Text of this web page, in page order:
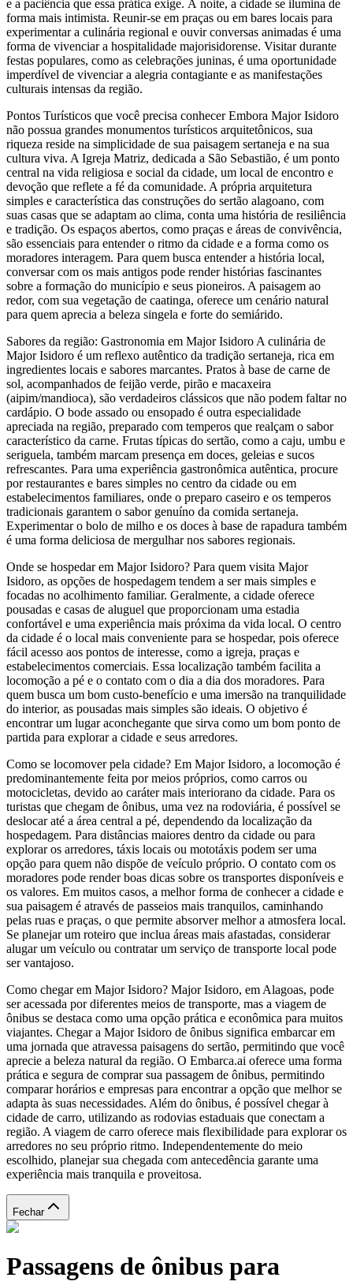
e a paciência que essa prática exige. À noite, a cidade se ilumina de
forma mais intimista. Reunir-se em praças ou em bares locais para
experimentar a culinária regional e ouvir conversas animadas é uma
forma de vivenciar a hospitalidade majorisidorense. Visitar durante
festas populares, como as celebrações juninas, é uma oportunidade
imperdível de vivenciar a alegria contagiante e as manifestações
culturais intensas da região.
Pontos Turísticos que você precisa conhecer Embora Major Isidoro
não possua grandes monumentos turísticos arquitetônicos, sua
riqueza reside na simplicidade de sua paisagem sertaneja e na sua
cultura viva. A Igreja Matriz, dedicada a São Sebastião, é um ponto
central na vida religiosa e social da cidade, um local de encontro e
devoção que reflete a fé da comunidade. A própria arquitetura
simples e característica das construções do sertão alagoano, com
suas casas que se adaptam ao clima, conta uma história de resiliência
e tradição. Os espaços abertos, como praças e áreas de convivência,
são essenciais para entender o ritmo da cidade e a forma como os
moradores interagem. Para quem busca entender a história local,
conversar com os mais antigos pode render histórias fascinantes
sobre a formação do município e seus pioneiros. A paisagem ao
redor, com sua vegetação de caatinga, oferece um cenário natural
para quem aprecia a beleza singela e forte do semiárido.
Sabores da região: Gastronomia em Major Isidoro A culinária de
Major Isidoro é um reflexo autêntico da tradição sertaneja, rica em
ingredientes locais e sabores marcantes. Pratos à base de carne de
sol, acompanhados de feijão verde, pirão e macaxeira
(aipim/mandioca), são verdadeiros clássicos que não podem faltar no
cardápio. O bode assado ou ensopado é outra especialidade
apreciada na região, preparado com temperos que realçam o sabor
característico da carne. Frutas típicas do sertão, como a caju, umbu e
seriguela, também marcam presença em doces, geleias e sucos
refrescantes. Para uma experiência gastronômica autêntica, procure
por restaurantes e bares simples no centro da cidade ou em
estabelecimentos familiares, onde o preparo caseiro e os temperos
tradicionais garantem o sabor genuíno da comida sertaneja.
Experimentar o bolo de milho e os doces à base de rapadura também
é uma forma deliciosa de mergulhar nos sabores regionais.
Onde se hospedar em Major Isidoro? Para quem visita Major
Isidoro, as opções de hospedagem tendem a ser mais simples e
focadas no acolhimento familiar. Geralmente, a cidade oferece
pousadas e casas de aluguel que proporcionam uma estadia
confortável e uma experiência mais próxima da vida local. O centro
da cidade é o local mais conveniente para se hospedar, pois oferece
fácil acesso aos pontos de interesse, como a igreja, praças e
estabelecimentos comerciais. Essa localização também facilita a
locomoção a pé e o contato com o dia a dia dos moradores. Para
quem busca um bom custo-benefício e uma imersão na tranquilidade
do interior, as pousadas mais simples são ideais. O objetivo é
encontrar um lugar aconchegante que sirva como um bom ponto de
partida para explorar a cidade e seus arredores.
Como se locomover pela cidade? Em Major Isidoro, a locomoção é
predominantemente feita por meios próprios, como carros ou
motocicletas, devido ao caráter mais interiorano da cidade. Para os
turistas que chegam de ônibus, uma vez na rodoviária, é possível se
deslocar até a área central a pé, dependendo da localização da
hospedagem. Para distâncias maiores dentro da cidade ou para
explorar os arredores, táxis locais ou mototáxis podem ser uma
opção para quem não dispõe de veículo próprio. O contato com os
moradores pode render boas dicas sobre os transportes disponíveis e
os valores. Em muitos casos, a melhor forma de conhecer a cidade e
sua paisagem é através de passeios mais tranquilos, caminhando
pelas ruas e praças, o que permite absorver melhor a atmosfera local.
Se planejar um roteiro que inclua áreas mais afastadas, considerar
alugar um veículo ou contratar um serviço de transporte local pode
ser vantajoso.
Como chegar em Major Isidoro? Major Isidoro, em Alagoas, pode
ser acessada por diferentes meios de transporte, mas a viagem de
ônibus se destaca como uma opção prática e econômica para muitos
viajantes. Chegar a Major Isidoro de ônibus significa embarcar em
uma jornada que atravessa paisagens do sertão, permitindo que você
aprecie a beleza natural da região. O Embarca.ai oferece uma forma
prática e segura de comprar sua passagem de ônibus, permitindo
comparar horários e empresas para encontrar a opção que melhor se
adapta às suas necessidades. Além do ônibus, é possível chegar à
cidade de carro, utilizando as rodovias estaduais que conectam a
região. A viagem de carro oferece mais flexibilidade para explorar os
arredores no seu próprio ritmo. Independentemente do meio
escolhido, planejar sua chegada com antecedência garante uma
experiência mais tranquila e proveitosa.
Fechar
Passagens de ônibus para